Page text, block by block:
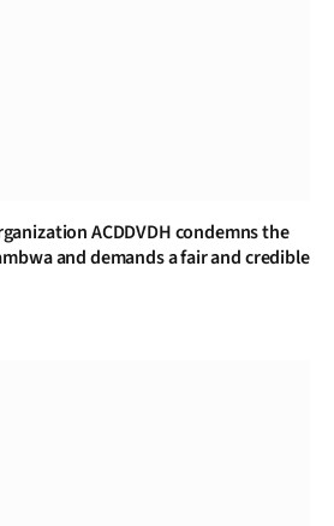
ACDDVDH condemns the
and demands a fair and credible